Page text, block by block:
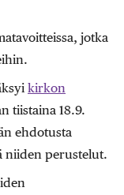
jotka
kirkon
tiistaina 18.9.
ehdotusta
niiden perustelut.